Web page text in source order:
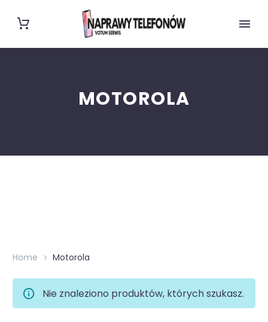
MOTOROLA
Home Motorola
Nie znaleziono produktów, których szukasz.